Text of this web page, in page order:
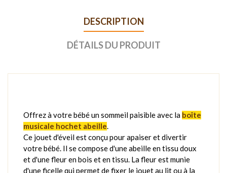
DESCRIPTION
DÉTAILS DU PRODUIT
Offrez à votre bébé un sommeil paisible avec la boîte
musicale hochet abeille.
Ce jouet d'éveil est conçu pour apaiser et divertir
votre bébé. Il se compose d'une abeille en tissu doux
et d'une fleur en bois et en tissu. La fleur est munie
d'une ficelle qui permet de fixer le jouet au lit ou à la